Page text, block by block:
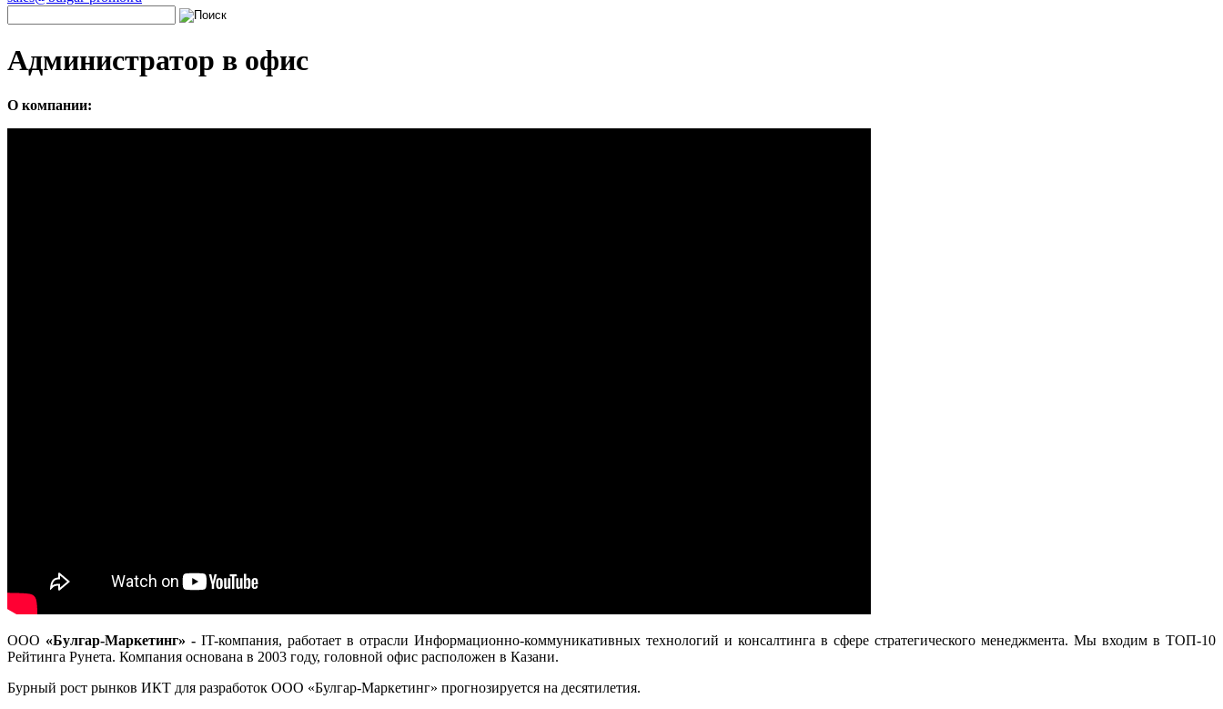
Администратор в офис
О компании:
ООО «Булгар-Маркетинг» - IT-компания, работает в отрасли Информационно-коммуникативных технологий и консалтинга в сфере стратегического менеджмента. Мы входим в ТОП-10
Рейтинга Рунета. Компания основана в 2003 году, головной офис расположен в Казани.
Бурный рост рынков ИКТ для разработок ООО «Булгар-Маркетинг» прогнозируется на десятилетия.